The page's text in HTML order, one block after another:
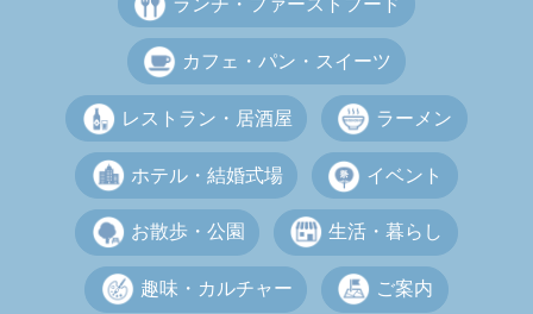
カフェ・パン・スイーツ
レストラン・居酒屋 ラーメン
ホテル・結婚式場 イベント
お散歩・公園 生活・暮らし
趣味・カルチャー ご案内